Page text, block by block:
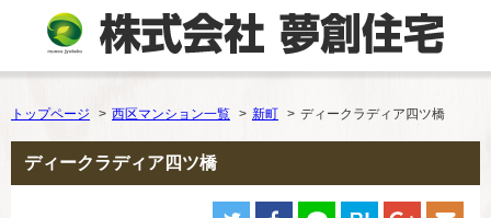
トップページ 西区マンション一覧 新町 ディークラディア四ツ橋
ディークラディア四ツ橋